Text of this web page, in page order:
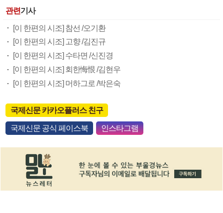
관련기사
[이 한편의 시조] 참선 /오기환
[이 한편의 시조] 고향 /김진규
[이 한편의 시조] 수타면 /신진경
[이 한편의 시조] 회한悔恨 /김현우
[이 한편의 시조] 머하그로 /박은숙
국제신문 카카오플러스 친구
국제신문 공식 페이스북 인스타그램